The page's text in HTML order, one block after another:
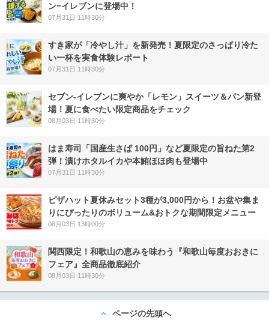
ン−イレブンに登場中！
07月31日 11時30分
すき家が「冷やし汁」を新発売！夏限定のさっぱり冷た
い一杯を実食体験レポート
07月31日 11時30分
セブン‐イレブンに爽やか「レモン」スイーツ＆パン新登
場！夏に食べたい限定商品をチェック
08月03日 11時30分
はま寿司「国産生さば 100円」など夏限定の旨ねた第2
弾！漬けホタルイカや本鮪ほほ肉も登場中
07月31日 11時30分
ピザハット夏休みセット3種が3,000円から！お盆や集ま
りにぴったりのボリューム&おトクな期間限定メニュー
08月03日 13時00分
関西限定！和歌山の恵みを味わう『和歌山毎度おおきに
フェア』全商品徹底紹介
08月03日 11時30分
ページの先頭へ